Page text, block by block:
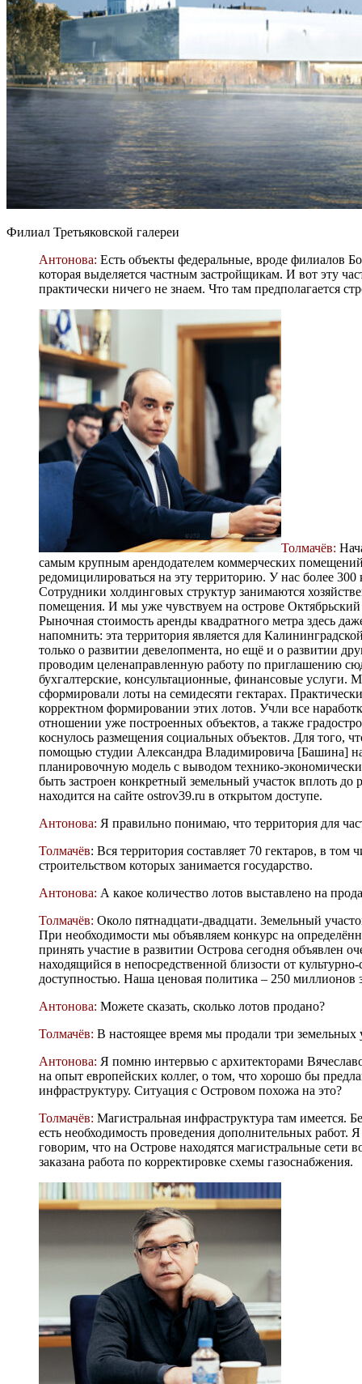
Филиал Третьяковской галереи
Антонова: Есть объекты федеральные, вроде филиалов
которая выделяется частным застройщикам. И вот эту
практически ничего не знаем. Что там предполагается
Толмачёв:
самым крупным арендодателем коммерческих
редомицилироваться на эту территорию. У нас более
Сотрудники холдинговых структур занимаются
помещения. И мы уже чувствуем на острове
Рыночная стоимость аренды квадратного мет­ра здесь
напомнить: эта территория является для
только о развитии девелопмента, но ещё и о развитии
проводим целенаправленную работу по приглашению
бухгалтерские, консультационные, финансовые услуги.
сформировали лоты на семидесяти гектарах.
корректном формировании этих лотов. Учли все
отношении уже построенных объектов, а также
коснулось размещения социальных объектов. Для того,
помощью студии Александра Владимировича [Башина]
планировочную модель с выводом технико-
быть застроен конкретный земельный участок вплоть
находится на сайте ostrov39.ru в открытом доступе.
Антонова: Я правильно понимаю, что территория для
Толмачёв: Вся территория составляет 70 гектаров, в том
строительством которых занимается государство.
Антонова: А какое количество лотов выставлено на
Толмачёв: Около пятнадцати-двадцати. Земельный
При необходимости мы объявляем конкурс на
принять участие в развитии Острова сегодня объявлен
находящийся в непосредственной близости от
доступностью. Наша ценовая политика – 250 миллионов
Антонова: Можете сказать, сколько лотов продано?
Толмачёв: В настоящее время мы продали три
Антонова: Я помню интервью с архитекторами
на опыт европейских коллег, о том, что хорошо бы
инфраструктуру. Ситуация с Островом похожа на это?
Толмачёв: Магистральная инфраструктура там имеется.
есть необходимость проведения дополнительных
говорим, что на Острове находятся магистральные сети
заказана работа по корректировке схемы газоснабжения.